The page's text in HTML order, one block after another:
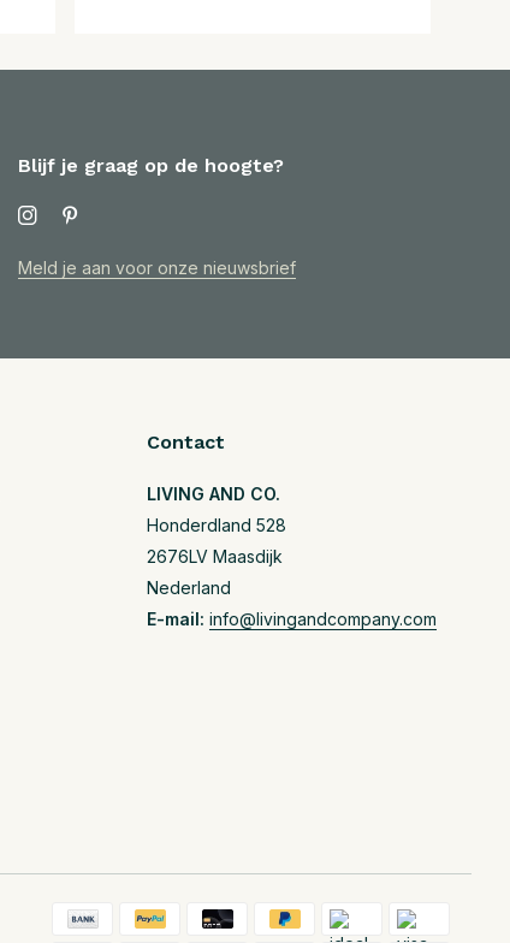
Blijf je graag op de hoogte?
Meld je aan voor onze nieuwsbrief
Contact
LIVING AND CO.
Honderdland 528
2676LV Maasdijk
Nederland
E-mail: info@livingandcompany.com